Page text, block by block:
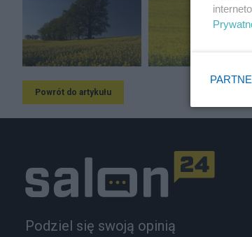
Powrót do artykułu
Podziel się swoją opinią